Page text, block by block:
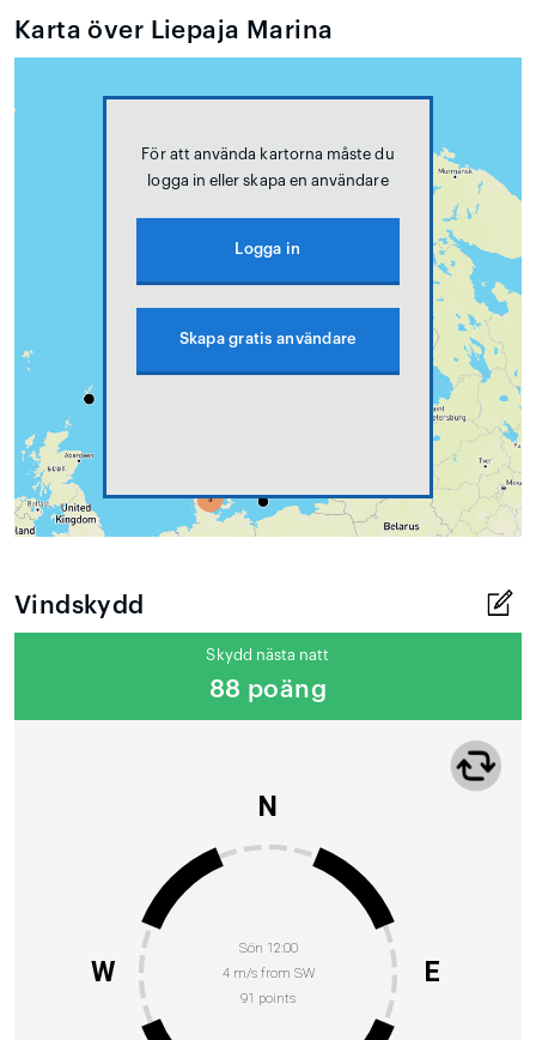
Karta över Liepaja Marina
För att använda kartorna måste du
logga in eller skapa en användare
Logga in
Skapa gratis användare
Vindskydd
Skydd nästa natt
88 poäng
Sön 12:00
4 m/s from SW
91 points
N
E
W